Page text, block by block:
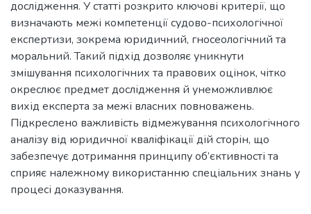
дослідження. У статті розкрито ключові критерії, що
визначають межі компетенції судово-психологічної
експертизи, зокрема юридичний, гносеологічний та
моральний. Такий підхід дозволяє уникнути
змішування психологічних та правових оцінок, чітко
окреслює предмет дослідження й унеможливлює
вихід експерта за межі власних повноважень.
Підкреслено важливість відмежування психологічного
аналізу від юридичної кваліфікації дій сторін, що
забезпечує дотримання принципу об’єктивності та
сприяє належному використанню спеціальних знань у
процесі доказування.